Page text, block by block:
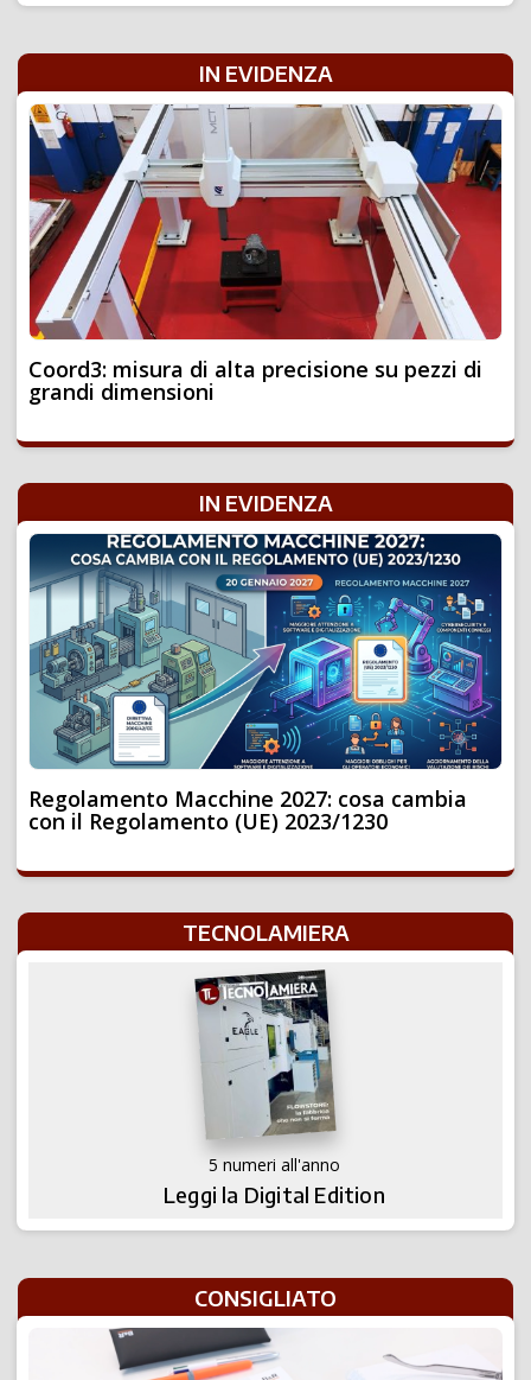
IN EVIDENZA
Coord3: misura di alta precisione su pezzi di
grandi dimensioni
IN EVIDENZA
Regolamento Macchine 2027: cosa cambia
con il Regolamento (UE) 2023/1230
TECNOLAMIERA
5 numeri all'anno
Leggi la Digital Edition
CONSIGLIATO